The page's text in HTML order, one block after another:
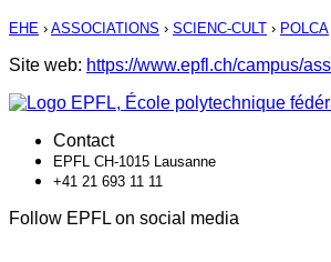
EHE › ASSOCIATIONS › SCIENC-CULT › POLCA
Site web: https://www.epfl.ch/campus/
Contact
EPFL CH-1015 Lausanne
+41 21 693 11 11
Follow EPFL on social media